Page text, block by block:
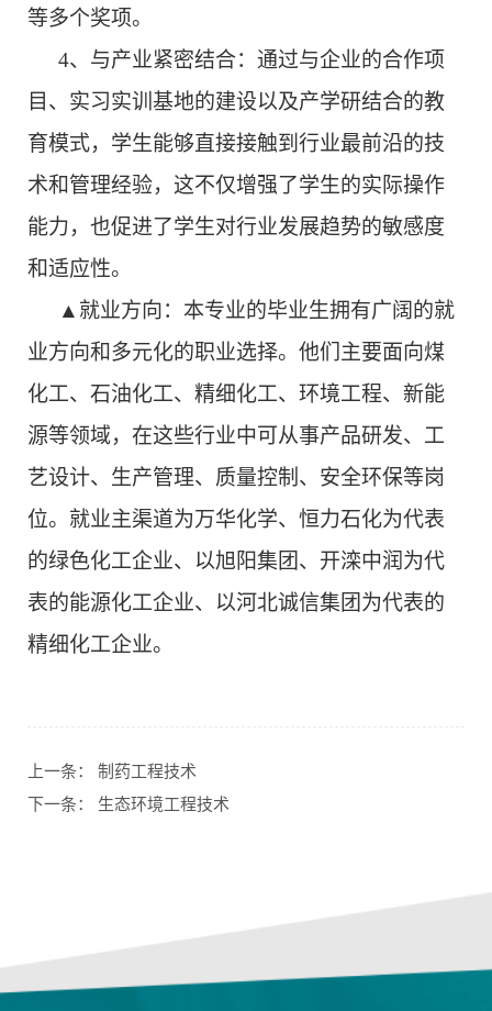
等多个奖项。
4、 与产业紧密结合：通过与企业的合作项
目、实习实训基地的建设以及产学研结合的教
育模式，学生能够直接接触到行业最前沿的技
术和管理经验，这不仅增强了学生的实际操作
能力，也促进了学生对行业发展趋势的敏感度
和适应性。
▲就业方向：本专业的毕业生拥有广阔的就
业方向和多元化的职业选择。他们主要面向煤
化工、石油化工、精细化工、环境工程、新能
源等领域，在这些行业中可从事产品研发、工
艺设计、生产管理、质量控制、安全环保等岗
位。就业主渠道为万华化学、恒力石化为代表
的绿色化工企业、以旭阳集团、开滦中润为代
表的能源化工企业、以河北诚信集团为代表的
精细化工企业。
上一条： 制药工程技术
下一条： 生态环境工程技术